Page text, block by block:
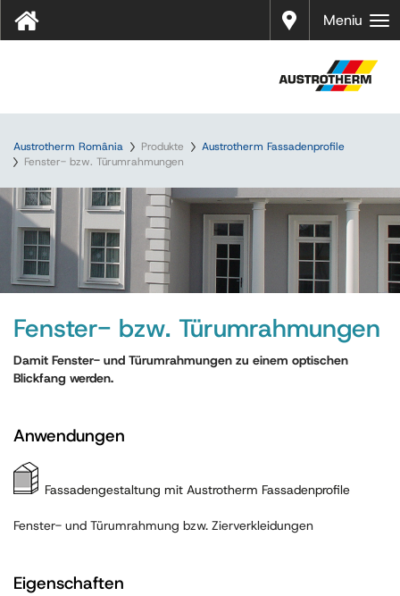
Distrib
uitori
Meniu
Austrotherm România Produkte
Austrotherm Fassadenprofile
Fenster- bzw. Türumrahmungen
Fenster- bzw. Türumrahmungen
Damit Fenster- und Türumrahmungen zu einem optischen
Blickfang werden.
Anwendungen
Fassadengestaltung mit Austrotherm Fassadenprofile
Fenster- und Türumrahmung bzw. Zierverkleidungen
Eigenschaften